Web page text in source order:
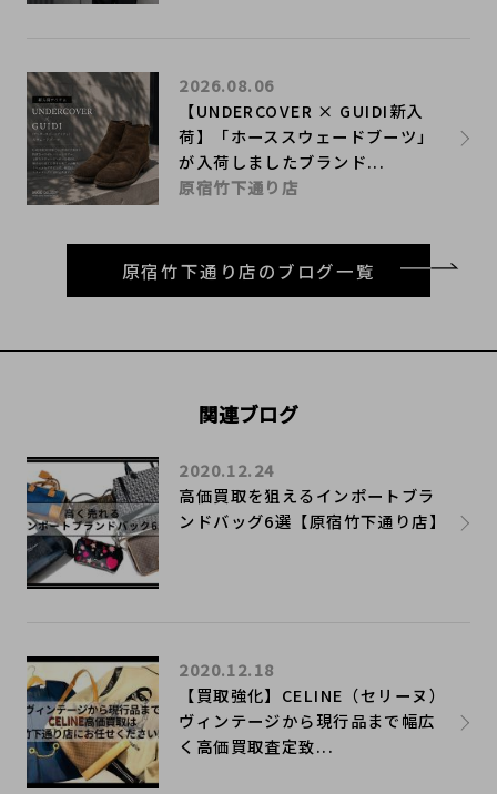
【UNDERCOVER × GUIDI新入
荷】「ホーススウェードブーツ」
が入荷しましたブランド...
2026.08.06
原宿竹下通り店
原宿竹下通り店のブログ一覧
関連ブログ
高価買取を狙えるインポートブラ
ンドバッグ6選【原宿竹下通り店】
2020.12.24
【買取強化】CELINE（セリーヌ）
ヴィンテージから現行品まで幅広
く高価買取査定致...
2020.12.18